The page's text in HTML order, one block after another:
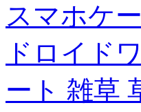
スマホケ
ドロイド
ート 雑草